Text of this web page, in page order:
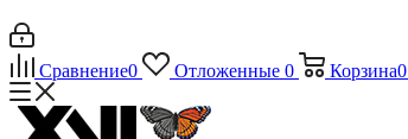
Сравнение0 Отложенные 0 Корзина0